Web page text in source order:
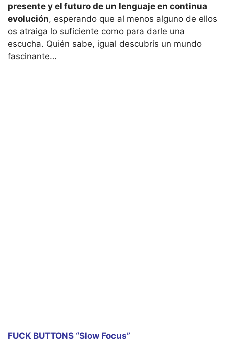
presente y el futuro de un lenguaje en continua
evolución, esperando que al menos alguno de ellos
os atraiga lo suficiente como para darle una
escucha. Quién sabe, igual descubrís un mundo
fascinante…
FUCK BUTTONS “Slow Focus”